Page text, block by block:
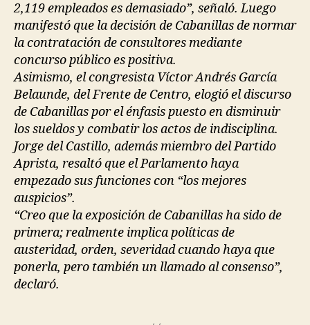
2,119 empleados es demasiado”, señaló. Luego
manifestó que la decisión de Cabanillas de normar
la contratación de consultores mediante
concurso público es positiva.
Asimismo, el congresista Víctor Andrés García
Belaunde, del Frente de Centro, elogió el discurso
de Cabanillas por el énfasis puesto en disminuir
los sueldos y combatir los actos de indisciplina.
Jorge del Castillo, además miembro del Partido
Aprista, resaltó que el Parlamento haya
empezado sus funciones con “los mejores
auspicios”.
“Creo que la exposición de Cabanillas ha sido de
primera; realmente implica políticas de
austeridad, orden, severidad cuando haya que
ponerla, pero también un llamado al consenso”,
declaró.